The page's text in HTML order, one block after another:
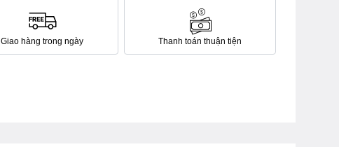
Giao hàng trong ngày Thanh toán thuận tiện